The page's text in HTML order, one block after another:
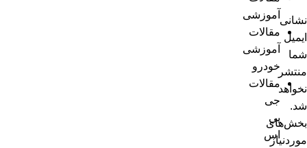
نشانی
ایمیل
شما
منتشر
نخواهد
شد.
بخش‌های
موردنیاز
آموزشی
مقالات
آموزشی
خودرو
مقالات
جی
پی
اس